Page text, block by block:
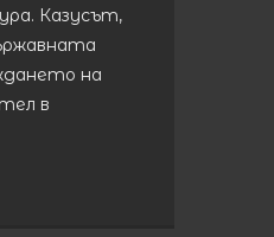
Казусът,
на
в